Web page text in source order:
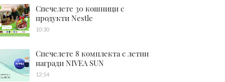
Спечелете 30 кошници с
продукти Nestle
10:30
Спечелете 8 комплекта с летни
награди NIVEA SUN
12:54